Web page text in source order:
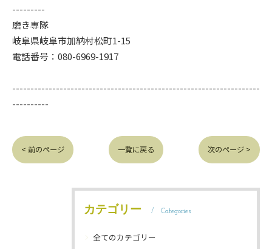
---------
磨き専隊
岐阜県岐阜市加納村松町1-15
電話番号：080-6969-1917
--------------------------------------------------------------------
----------
< 前のページ 一覧に戻る 次のページ >
カテゴリー Categories
全てのカテゴリー